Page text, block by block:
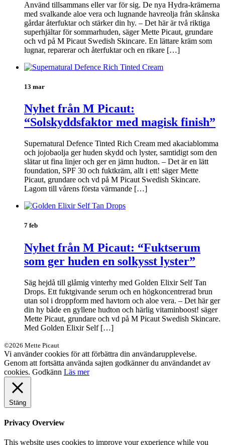
Använd tillsammans eller var för sig. De nya Hydra-krämerna
med svalkande aloe vera och lugnande havreolja från skånska
gårdar återfuktar och stärker din hy. – Det här är två riktiga
superhjältar för sommarhuden, säger Mette Picaut, grundare
och vd på M Picaut Swedish Skincare. En lättare kräm som
lugnar, reparerar och återfuktar och en rikare […]
13 mar
Nyhet från M Picaut:
“Solskyddsfaktor med magisk finish”
Supernatural Defence Tinted Rich Cream med akaciablomma
och jojobaolja ger huden skydd och lyster, samtidigt som den
slätar ut fina linjer och ger en jämn hudton. – Det är en lätt
foundation, SPF 30 och fuktkräm, allt i ett! säger Mette
Picaut, grundare och vd på M Picaut Swedish Skincare.
Lagom till vårens första värmande […]
7 feb
Nyhet från M Picaut: “Fuktserum
som ger huden en solkysst lyster”
Säg hejdå till glåmig vinterhy med Golden Elixir Self Tan
Drops. Ett fuktgivande serum och en högkoncentrerad brun
utan sol i droppform med havtorn och aloe vera. – Det här ger
din hy både en gyllene hudton och härlig vitaminboost! säger
Mette Picaut, grundare och vd på M Picaut Swedish Skincare.
Med Golden Elixir Self […]
©2026 Mette Picaut
Vi använder cookies för att förbättra din användarupplevelse.
Genom att fortsätta använda sajten godkänner du användandet av
cookies. Godkänn Läs mer
Stäng
Privacy Overview
This website uses cookies to improve your experience while you